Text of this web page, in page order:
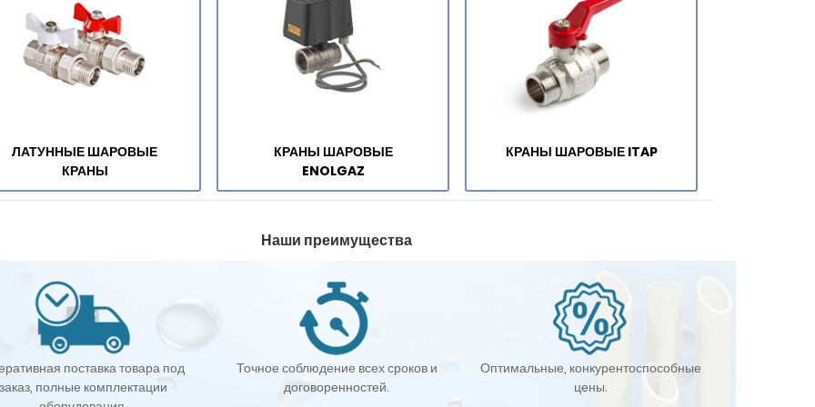
ЛАТУННЫЕ ШАРОВЫЕ
КРАНЫ
КРАНЫ ШАРОВЫЕ
ENOLGAZ
КРАНЫ ШАРОВЫЕ ITAP
Наши преимущества
поставка товара под
полные комплектации
Точное соблюдение всех сроков и
договоренностей.
Оптимальные, конкурентоспособные
цены.